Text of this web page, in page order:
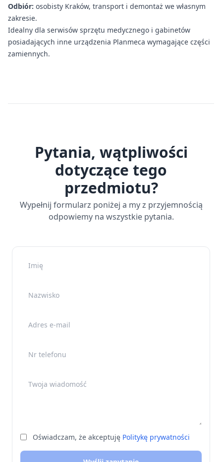
Odbiór: osobisty Kraków, transport i demontaż we własnym
zakresie.
Idealny dla serwisów sprzętu medycznego i gabinetów
posiadających inne urządzenia Planmeca wymagające części
zamiennych.
Pytania, wątpliwości
dotyczące tego
przedmiotu?
Wypełnij formularz poniżej a my z przyjemnością
odpowiemy na wszystkie pytania.
Nazwisko
Adres e-mail
Nr telefonu
Twoja wiadomość
Oświadczam, że akceptuję Politykę prywatności